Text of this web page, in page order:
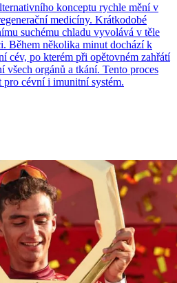
konceptu rychle mění v
medicíny. Krátkodobé
suchému chladu vyvolává v těle
Během několika minut dochází k
cév, po kterém při opětovném zahřátí
všech orgánů a tkání. Tento proces
cévní i imunitní systém.